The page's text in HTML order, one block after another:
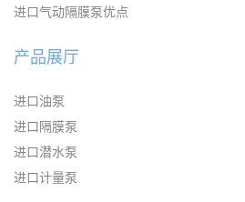
进口气动隔膜泵优点
产品展厅
进口油泵
进口隔膜泵
进口潜水泵
进口计量泵